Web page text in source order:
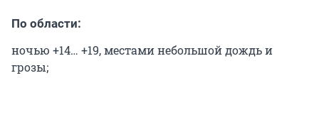
По области:
ночью +14… +19, местами небольшой дождь и
грозы;